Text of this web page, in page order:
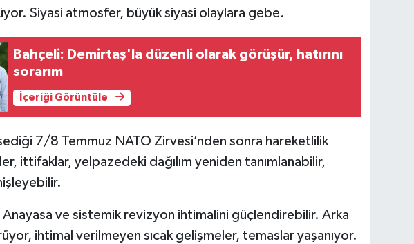
Siyasi atmosfer, büyük siyasi olaylara gebe.
Bahçeli: Demirtaş'la düzenli olarak görüşür, hatırını
sorarım
İçeriği Görüntüle
7/8 Temmuz NATO Zirvesi’nden sonra hareketlilik
ittifaklar, yelpazedeki dağılım yeniden tanımlanabilir,
Anayasa ve sistemik revizyon ihtimalini güçlendirebilir. Arka
ihtimal verilmeyen sıcak gelişmeler, temaslar yaşanıyor.